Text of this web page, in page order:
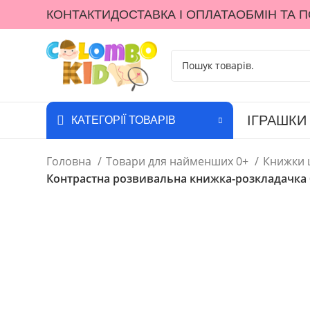
КОНТАКТИДОСТАВКА І ОПЛАТАОБМІН ТА
КАТЕГОРІЇ ТОВАРІВ
Головна Товари для найменших 0+
Книжки
Контрастна розвивальна книжка-